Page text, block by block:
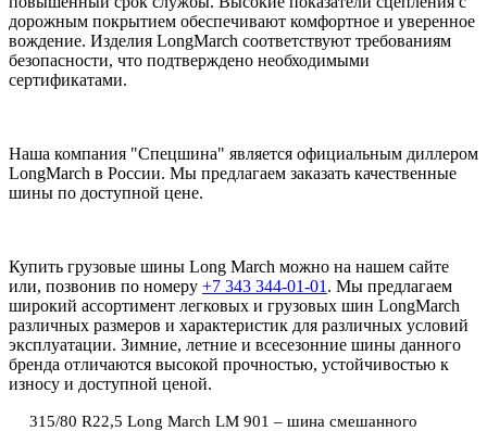
дорожным покрытием обеспечивают комфортное и уверенное
вождение. Изделия LongMarch соответствуют требованиям
безопасности, что подтверждено необходимыми
сертификатами.
Наша компания "Спецшина" является официальным диллером
LongMarch в России. Мы предлагаем заказать качественные
шины по доступной цене.
Купить грузовые шины Long March можно на нашем сайте
или, позвонив по номеру +7 343 344-01-01 . Мы предлагаем
широкий ассортимент легковых и грузовых шин LongMarch
различных размеров и характеристик для различных условий
эксплуатации. Зимние, летние и всесезонние шины данного
бренда отличаются высокой прочностью, устойчивостью к
износу и доступной ценой.
315/80 R22,5 Long MarchLM 901 – шина смешанного